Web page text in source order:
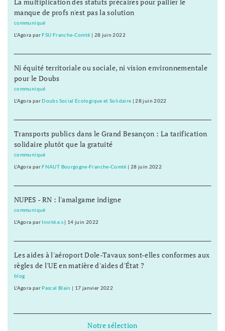
La multiplication des statuts précaires pour pallier le
manque de profs n'est pas la solution
communiqué
L'Agora par FSU Franche-Comté 28 juin 2022
Ni équité territoriale ou sociale, ni vision environnementale
pour le Doubs
communiqué
L'Agora par Doubs Social Ecologique et Solidaire |28 juin 2022
Transports publics dans le Grand Besançon : La tarification
solidaire plutôt que la gratuité
communiqué
L'Agora par FNAUT Bourgogne-Franche-Comté 28 juin 2022
NUPES - RN : l'amalgame indigne
communiqué
L'Agora par Invité.e.s| 14 juin 2022
Les aides à l'aéroport Dole-Tavaux sont-elles conformes aux
règles de l'UE en matière d'aides d'État ?
blog
L'Agora par Pascal Blain 17 janvier 2022
Notre sélection